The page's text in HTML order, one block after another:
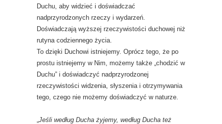
Duchu, aby widzieć i doświadczać
nadprzyrodzonych rzeczy i wydarzeń.
Doświadczają wyższej rzeczywistości duchowej niż
rutyna codziennego życia.
To dzięki Duchowi istniejemy. Oprócz tego, że po
prostu istniejemy w Nim, możemy także „chodzić w
Duchu” i doświadczyć nadprzyrodzonej
rzeczywistości widzenia, słyszenia i otrzymywania
tego, czego nie możemy doświadczyć w naturze.
Jeśli według Ducha żyjemy, według Ducha też